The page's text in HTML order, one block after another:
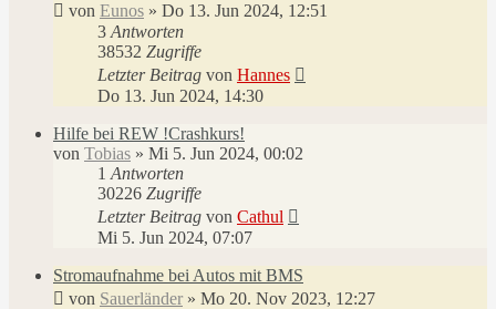
von Eunos » Do 13. Jun 2024, 12:51
3 Antworten
38532 Zugriffe
Letzter Beitrag von Hannes
Do 13. Jun 2024, 14:30
Hilfe bei REW !Crashkurs!
von Tobias » Mi 5. Jun 2024, 00:02
1 Antworten
30226 Zugriffe
Letzter Beitrag von Cathul
Mi 5. Jun 2024, 07:07
Stromaufnahme bei Autos mit BMS
von Sauerländer » Mo 20. Nov 2023, 12:27